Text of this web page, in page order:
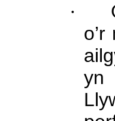
·
yn